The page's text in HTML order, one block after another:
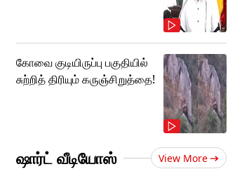
கோவை குடியிருப்பு பகுதியில்
சுற்றித் திரியும் கருஞ்சிறுத்தை!
ஷார்ட் வீடியோஸ் View More